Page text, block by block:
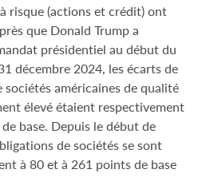
risque (actions et crédit) ont
que Donald Trump a
présidentiel au début du
décembre 2024, les écarts de
américaines de qualité
élevé étaient respectivement
base. Depuis le début de
de sociétés se sont
à 80 et à 261 points de base